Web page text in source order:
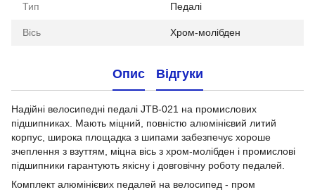
Тип Педалі
Вісь Хром-молібден
Опис Відгуки
Надійні велосипедні педалі JTB-021 на промислових
підшипниках. Мають міцний, повністю алюмінієвий литий
корпус, широка площадка з шипами забезпечує хороше
зчеплення з взуттям, міцна вісь з хром-молібден і промислові
підшипники гарантують якісну і довговічну роботу педалей.
Комплект алюмінієвих педалей на велосипед - пром